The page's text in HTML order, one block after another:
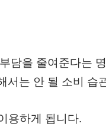
담을 줄여준다는
서는 안 될 소비 습
용하게 됩니다.